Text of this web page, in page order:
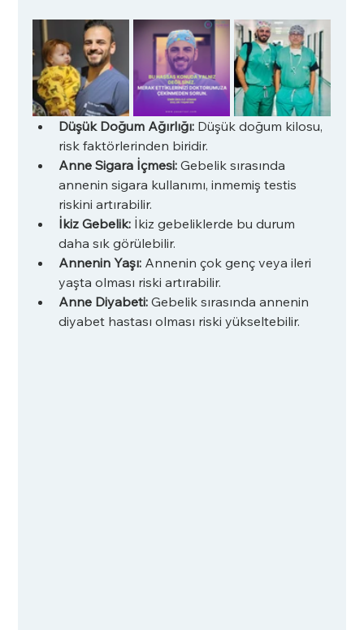
Düşük Doğum Ağırlığı: Düşük doğum kilosu,
risk faktörlerinden biridir.
Anne Sigara İçmesi: Gebelik sırasında
annenin sigara kullanımı, inmemiş testis
riskini artırabilir.
İkiz Gebelik: İkiz gebeliklerde bu durum
daha sık görülebilir.
Annenin Yaşı: Annenin çok genç veya ileri
yaşta olması riski artırabilir.
Anne Diyabeti: Gebelik sırasında annenin
diyabet hastası olması riski yükseltebilir.